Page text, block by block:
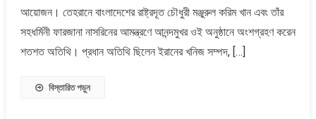
জাতীয়
দিবস
আয়োজন। তেহরানে বাংলাদেশের রাষ্ট্রদূত চৌধুরী মঞ্জুরুল করিম খান এবং তাঁর
সহধর্মিনী ফারজানা নাসরিনের আমন্ত্রণে আনন্দমুখর ওই অনুষ্ঠানে অংশগ্রহণ করেন
শতশত অতিথি। প্রধান অতিথি ছিলেন ইরানের খনিজ সম্পদ, […]
বিস্তারিত পড়ুন